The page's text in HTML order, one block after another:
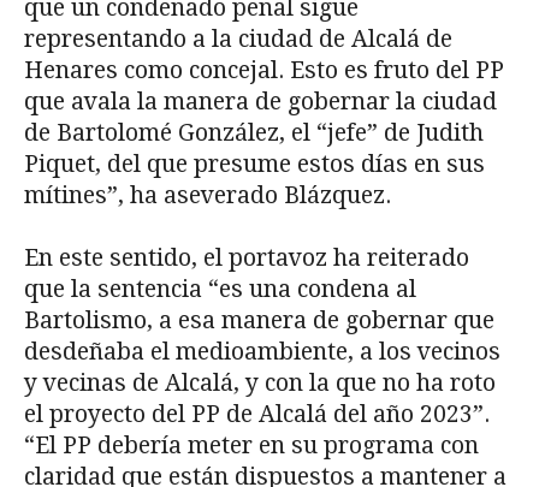
que un condenado penal sigue
representando a la ciudad de Alcalá de
Henares como concejal. Esto es fruto del PP
que avala la manera de gobernar la ciudad
de Bartolomé González, el “jefe” de Judith
Piquet, del que presume estos días en sus
mítines”, ha aseverado Blázquez.
En este sentido, el portavoz ha reiterado
que la sentencia “es una condena al
Bartolismo, a esa manera de gobernar que
desdeñaba el medioambiente, a los vecinos
y vecinas de Alcalá, y con la que no ha roto
el proyecto del PP de Alcalá del año 2023”.
“El PP debería meter en su programa con
claridad que están dispuestos a mantener a